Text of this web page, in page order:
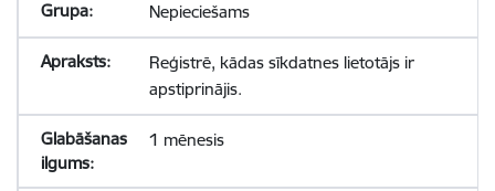
Nepieciešams
Reģistrē, kādas sīkdatnes lietotājs ir
apstiprinājis.
1 mēnesis